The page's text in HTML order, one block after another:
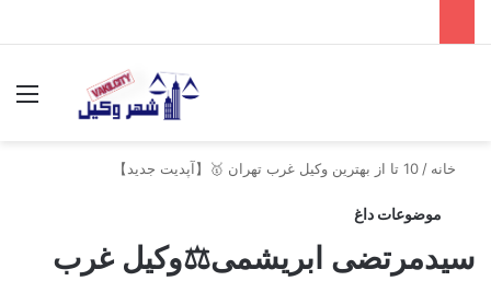
خانه / 10 تا از بهترین وکیل غرب تهران 🥇【آپدیت جدید】
موضوعات داغ
سیدمرتضی ابریشمی⚖️وکیل غرب